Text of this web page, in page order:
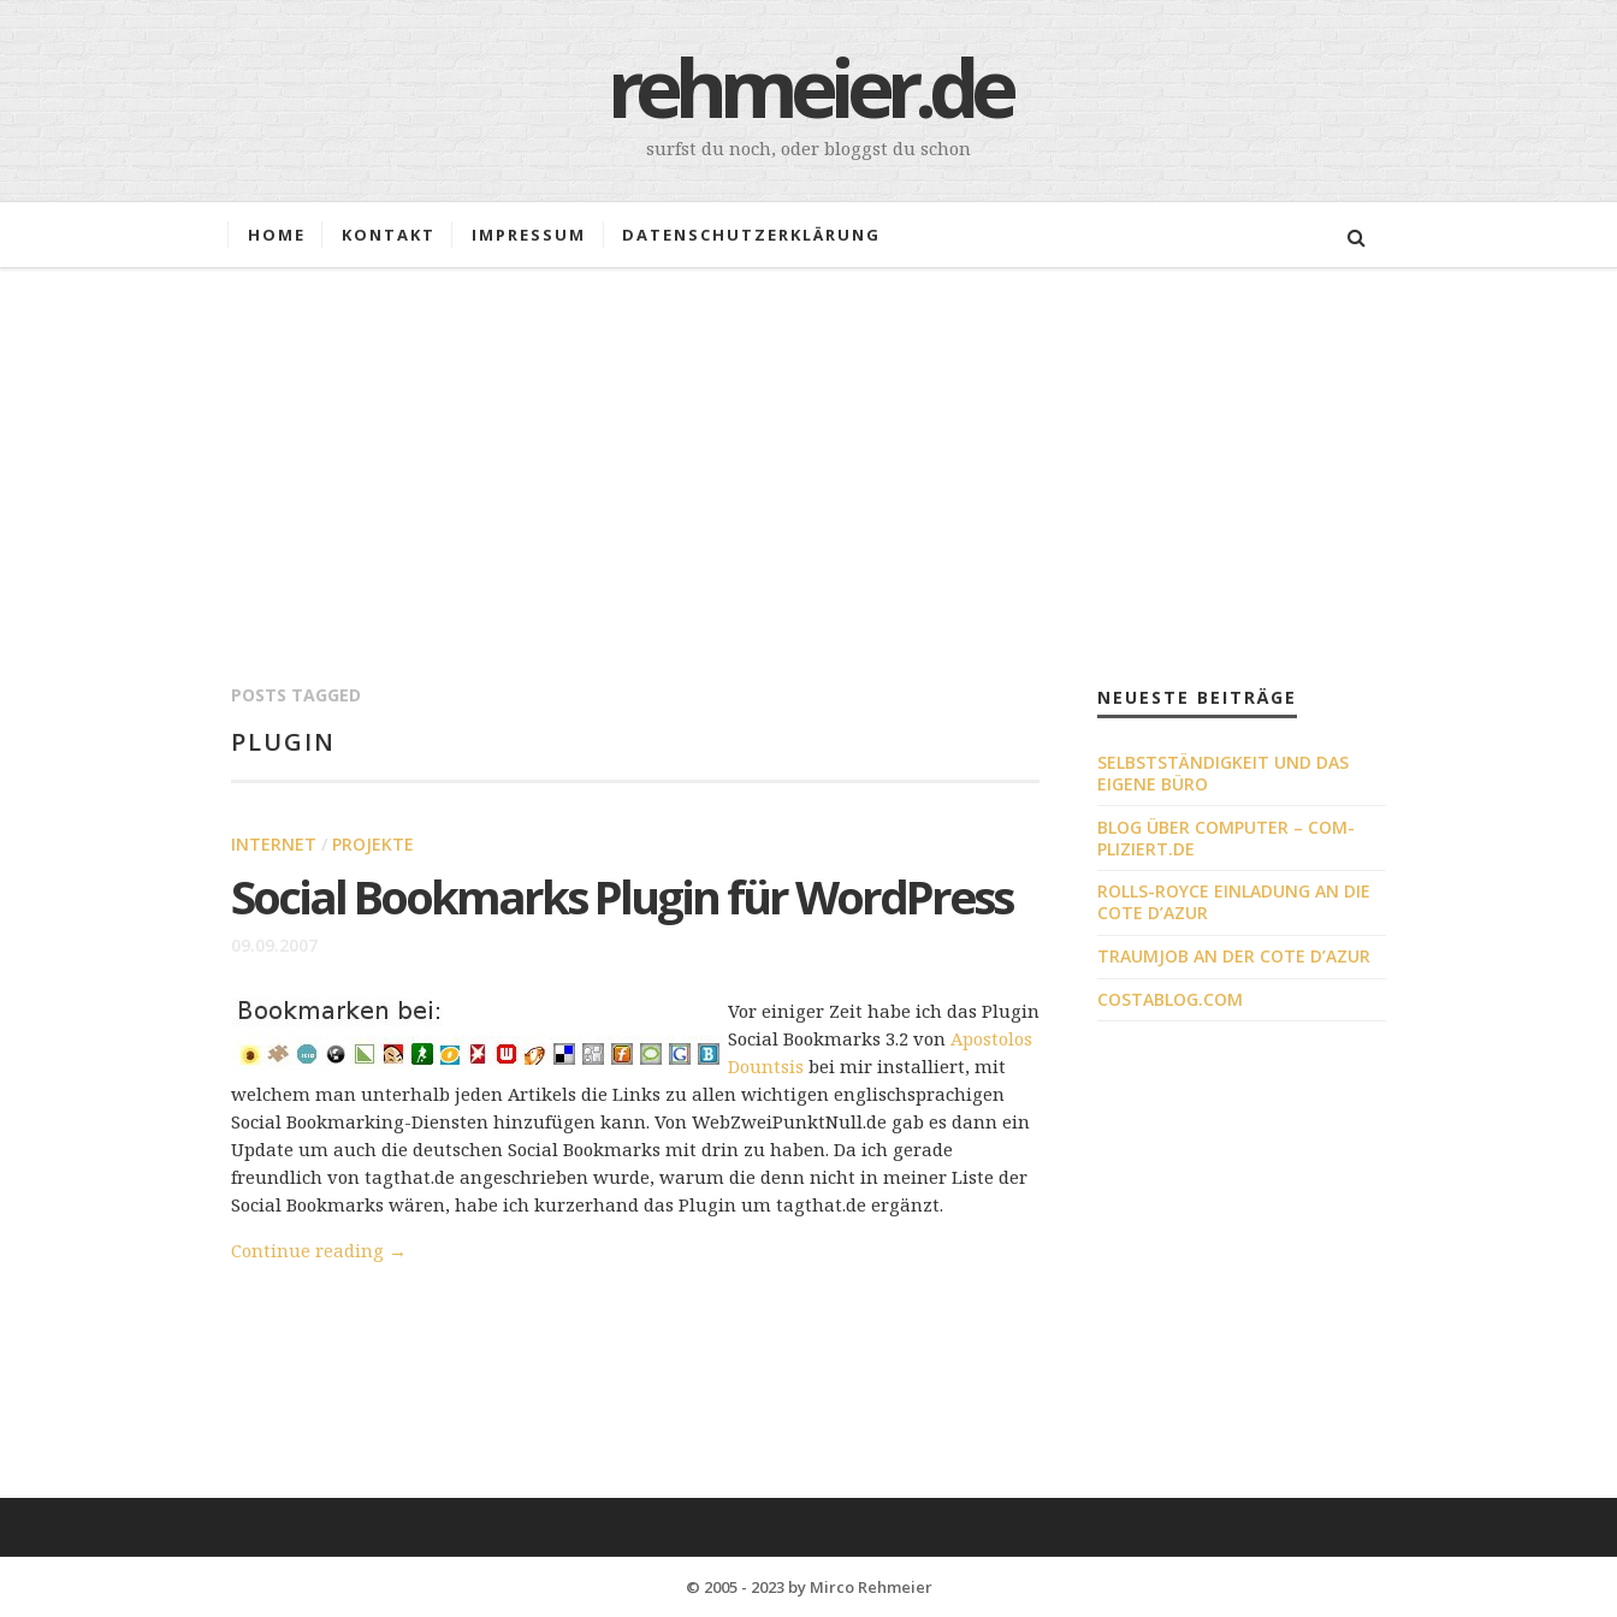
rehmeier.de
surfst du noch, oder bloggst du schon
HOME KONTAKT IMPRESSUM DATENSCHUTZERKLÄRUNG
POSTS TAGGED
PLUGIN
INTERNET / PROJEKTE
Social Bookmarks Plugin für WordPress
09.09.2007
Vor einiger Zeit habe ich das Plugin
Social Bookmarks 3.2 von Apostolos
Dountsis bei mir installiert, mit
welchem man unterhalb jeden Artikels die Links zu allen wichtigen englischsprachigen
Social Bookmarking-Diensten hinzufügen kann. Von WebZweiPunktNull.de gab es dann ein
Update um auch die deutschen Social Bookmarks mit drin zu haben. Da ich gerade
freundlich von tagthat.de angeschrieben wurde, warum die denn nicht in meiner Liste der
Social Bookmarks wären, habe ich kurzerhand das Plugin um tagthat.de ergänzt.
Continue reading →
NEUESTE BEITRÄGE
SELBSTSTÄNDIGKEIT UND DAS
EIGENE BÜRO
BLOG ÜBER COMPUTER – COM-
PLIZIERT.DE
ROLLS-ROYCE EINLADUNG AN DIE
COTE D’AZUR
TRAUMJOB AN DER COTE D’AZUR
COSTABLOG.COM
© 2005 - 2023 by Mirco Rehmeier